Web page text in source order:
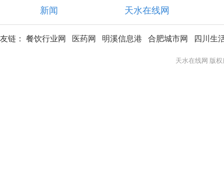
新闻 天水在线网
友链： 餐饮行业网 医药网 明溪信息港 合肥城市网 四川生
天水在线网 版